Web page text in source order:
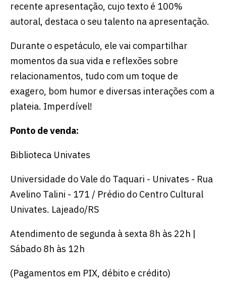
recente apresentação, cujo texto é 100%
autoral, destaca o seu talento na apresentação.
Durante o espetáculo, ele vai compartilhar
momentos da sua vida e reflexões sobre
relacionamentos, tudo com um toque de
exagero, bom humor e diversas interações com a
plateia. Imperdível!
Ponto de venda:
Biblioteca Univates
Universidade do Vale do Taquari - Univates - Rua
Avelino Talini - 171 / Prédio do Centro Cultural
Univates. Lajeado/RS
Atendimento de segunda à sexta 8h às 22h |
Sábado 8h às 12h
(Pagamentos em PIX, débito e crédito)